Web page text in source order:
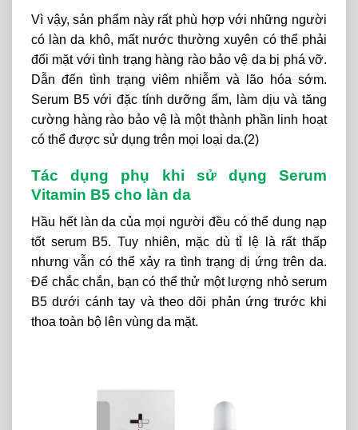
Vì vậy, sản phẩm này rất phù hợp với những người
có làn da khô, mất nước thường xuyên có thể phải
đối mặt với tình trạng hàng rào bảo vệ da bị phá vỡ.
Dẫn đến tình trạng viêm nhiễm và lão hóa sớm.
Serum B5 với đặc tính dưỡng ẩm, làm dịu và tăng
cường hàng rào bảo vệ là một thành phần linh hoạt
có thể được sử dụng trên mọi loại da.(2)
Tác dụng phụ khi sử dụng Serum
Vitamin B5 cho làn da
Hầu hết làn da của mọi người đều có thể dung nạp
tốt serum B5. Tuy nhiên, mặc dù tỉ lệ là rất thấp
nhưng vẫn có thể xảy ra tình trạng dị ứng trên da.
Để chắc chắn, bạn có thể thử một lượng nhỏ serum
B5 dưới cánh tay và theo dõi phản ứng trước khi
thoa toàn bộ lên vùng da mặt.